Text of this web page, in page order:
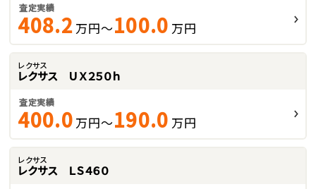
査定実績
408.2 万円～100.0 万円
レクサス
レクサス ＵＸ２５０ｈ
査定実績
400.0 万円～190.0 万円
レクサス
レクサス ＬＳ４６０